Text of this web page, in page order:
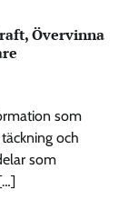
Övervinna
som
och
som